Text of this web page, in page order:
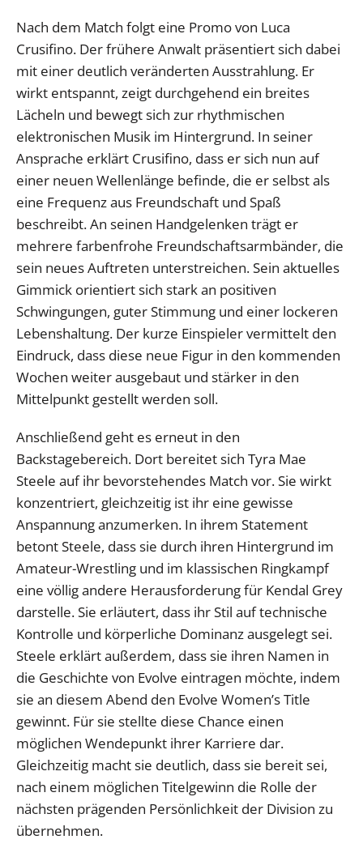
Nach dem Match folgt eine Promo von Luca
Crusifino. Der frühere Anwalt präsentiert sich dabei
mit einer deutlich veränderten Ausstrahlung. Er
wirkt entspannt, zeigt durchgehend ein breites
Lächeln und bewegt sich zur rhythmischen
elektronischen Musik im Hintergrund. In seiner
Ansprache erklärt Crusifino, dass er sich nun auf
einer neuen Wellenlänge befinde, die er selbst als
eine Frequenz aus Freundschaft und Spaß
beschreibt. An seinen Handgelenken trägt er
mehrere farbenfrohe Freundschaftsarmbänder, die
sein neues Auftreten unterstreichen. Sein aktuelles
Gimmick orientiert sich stark an positiven
Schwingungen, guter Stimmung und einer lockeren
Lebenshaltung. Der kurze Einspieler vermittelt den
Eindruck, dass diese neue Figur in den kommenden
Wochen weiter ausgebaut und stärker in den
Mittelpunkt gestellt werden soll.
Anschließend geht es erneut in den
Backstagebereich. Dort bereitet sich Tyra Mae
Steele auf ihr bevorstehendes Match vor. Sie wirkt
konzentriert, gleichzeitig ist ihr eine gewisse
Anspannung anzumerken. In ihrem Statement
betont Steele, dass sie durch ihren Hintergrund im
Amateur-Wrestling und im klassischen Ringkampf
eine völlig andere Herausforderung für Kendal Grey
darstelle. Sie erläutert, dass ihr Stil auf technische
Kontrolle und körperliche Dominanz ausgelegt sei.
Steele erklärt außerdem, dass sie ihren Namen in
die Geschichte von Evolve eintragen möchte, indem
sie an diesem Abend den Evolve Women’s Title
gewinnt. Für sie stellte diese Chance einen
möglichen Wendepunkt ihrer Karriere dar.
Gleichzeitig macht sie deutlich, dass sie bereit sei,
nach einem möglichen Titelgewinn die Rolle der
nächsten prägenden Persönlichkeit der Division zu
übernehmen.